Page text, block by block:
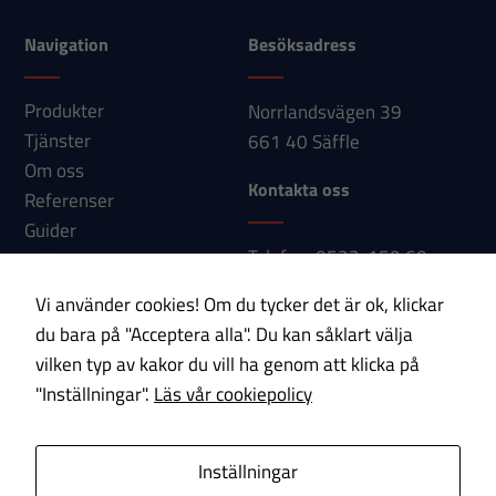
Navigation
Produkter
Tjänster
Om oss
Referenser
Guider
Nyheter
Kontakt
Besöksadress
Norrlandsvägen 39
661 40 Säffle
Kontakta oss
Telefon: 0533-150 60
info@paab.com
Prenumerera på vårt nyhetsbrev!
E-post
Vi använder cookies! Om du tycker det är ok, klickar
du bara på "Acceptera alla". Du kan såklart välja
vilken typ av kakor du vill ha genom att klicka på
"Inställningar". Läs vår cookiepolicy
Inställningar
Upplevelse
För att vår
prestera så
möjligt under
Om du nekar
dessa
cookies
kommer viss
från